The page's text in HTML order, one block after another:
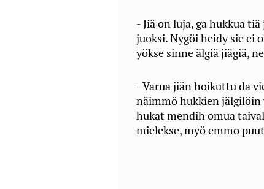
- Jiä on luja, ga hukkua
juoksi. Nygöi heidy sie ei
yökse sinne älgiä jiägiä,
- Varua jiän hoikuttu da
näimmö hukkien jälgilöin
hukat mendih omua
mielekse, myö emmo